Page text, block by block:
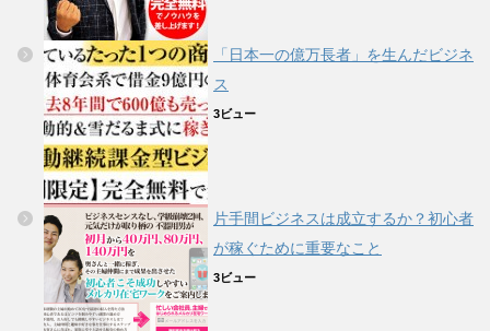
「日本一の億万長者」を生んだビジネ
ス
3ビュー
片手間ビジネスは成立するか？初心者
が稼ぐために重要なこと
3ビュー